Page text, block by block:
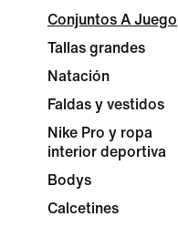
Conjuntos A Juego
Tallas grandes
Natación
Faldas y vestidos
Nike Pro y ropa
interior deportiva
Bodys
Calcetines